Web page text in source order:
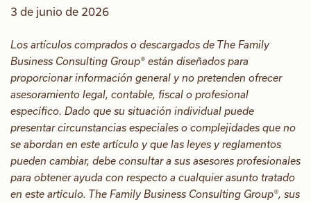
3 de junio de 2026
Los artículos comprados o descargados de The Family
Business Consulting Group® están diseñados para
proporcionar información general y no pretenden ofrecer
asesoramiento legal, contable, fiscal o profesional
específico. Dado que su situación individual puede
presentar circunstancias especiales o complejidades que no
se abordan en este artículo y que las leyes y reglamentos
pueden cambiar, debe consultar a sus asesores profesionales
para obtener ayuda con respecto a cualquier asunto tratado
en este artículo. The Family Business Consulting Group®, sus